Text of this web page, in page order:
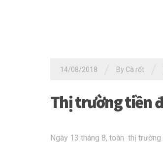
14/08/2018 By Cà rốt
Thị trường tiền
Ngày 13 tháng 8, toàn thị